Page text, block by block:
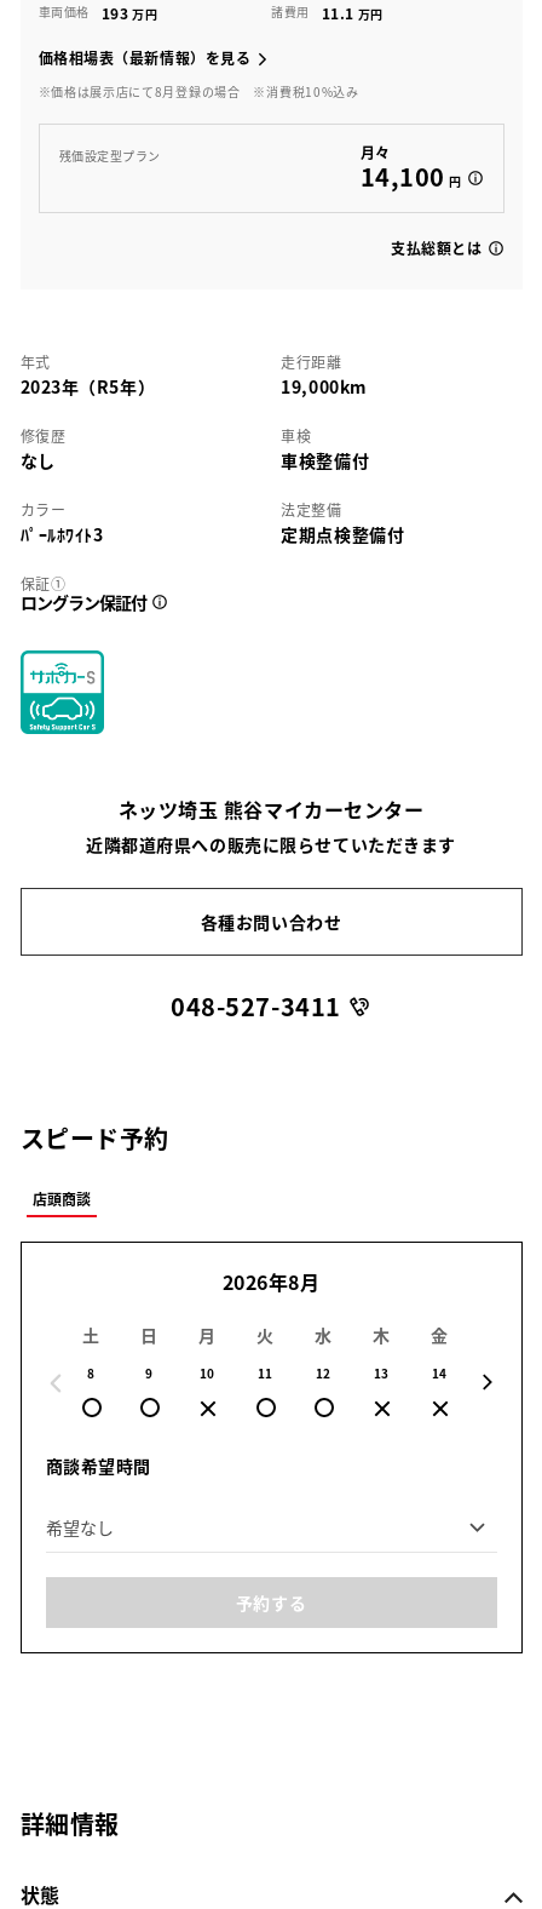
車両価格 193 諸費用 11.1
価格相場表（最新情報）を見る
※価格は展示店にて8月登録の場合 ※消費税10%込み
残価設定型プラン 月々
14,100 円
支払総額とは
年式
2023年（R5年）
走行距離
19,000km
修復歴
なし
車検
車検整備付
カラー
ﾊﾟｰﾙﾎﾜｲﾄ3
法定整備
定期点検整備付
保証①
ロングラン保証付
ネッツ埼玉 熊谷マイカーセンター
近隣都道府県への販売に限らせていただきます
各種お問い合わせ
048-527-3411
スピード予約
店頭商談
2026年8月
土
8
日
9
月
10
火
11
水
12
木
13
金
14
商談希望時間
予約する
詳細情報
状態